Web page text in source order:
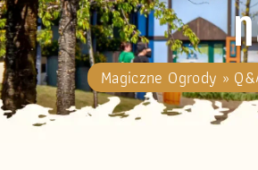
Magiczne Ogrody »